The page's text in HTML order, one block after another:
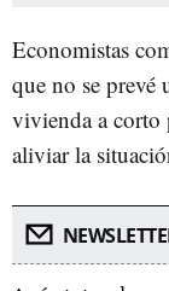
Economistas
que no se prevé
vivienda a corto
aliviar la